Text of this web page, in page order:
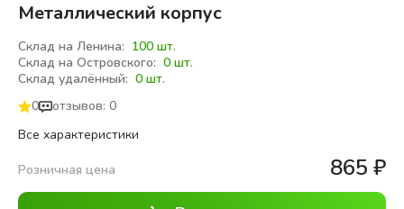
Металлический корпус
Склад на Ленина: 100 шт.
Склад на Островского: 0 шт.
Склад удалённый: 0 шт.
0
отзывов: 0
Все характеристики
Розничная цена 865 ₽